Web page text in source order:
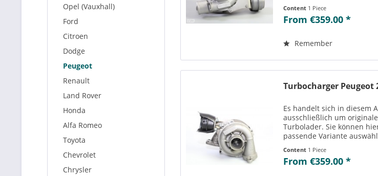
Opel (Vauxhall)
Ford
Citroen
Dodge
Peugeot
Renault
Land Rover
Honda
Alfa Romeo
Toyota
Chevrolet
Chrysler
Teilenummern“ können Sie
der ausgewählten Variante
einsehen....
Content 1 Piece
From €359.00 *
Remember
Turbocharger Peugeot
Es handelt sich in diesem
ausschließlich um originale
Turbolader. Sie können
passende Variante
Teilenummern“ können Sie
der ausgewählten Variante
Content 1 Piece
From €359.00 *